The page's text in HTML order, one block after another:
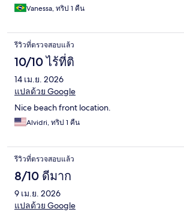
Vanessa, ทริป 1 คืน
รีวิวที่ตรวจสอบแล้ว
10/10 ไร้ที่ติ
14 เม.ย. 2026
แปลด้วย Google
Nice beach front location.
Alvidri, ทริป 1 คืน
รีวิวที่ตรวจสอบแล้ว
8/10 ดีมาก
9 เม.ย. 2026
แปลด้วย Google